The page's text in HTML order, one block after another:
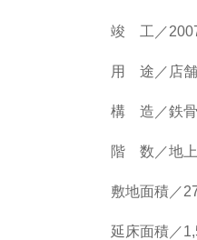
竣 工／
用 途／店
構 造／鉄
階 数／地
敷地面積／
延床面積／